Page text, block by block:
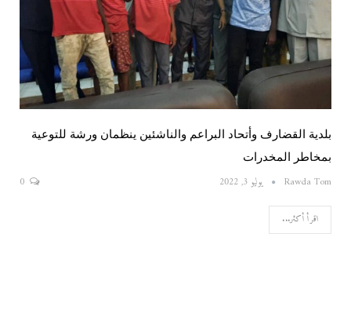
بلدية القضارف وأتحاد البراعم والناشئين ينظمان ورشة للتوعية
بمخاطر المخدرات
Rawda Tom يوليو 3, 2022
اقرأ أكثر...